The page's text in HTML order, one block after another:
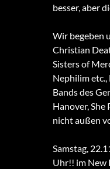
besser, aber
Wir begeben
Christian
Sisters of
Nephilim etc.,
Bands des
Hanover, She
nicht außen
Samstag,
Uhr!! im New